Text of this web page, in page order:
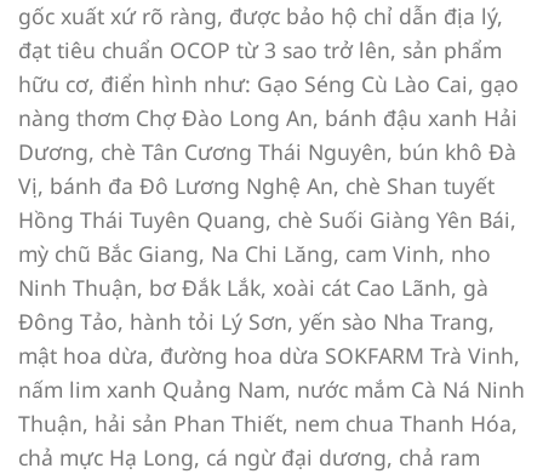
gốc xuất xứ rõ ràng, được bảo hộ chỉ dẫn địa lý,
đạt tiêu chuẩn OCOP từ 3 sao trở lên, sản phẩm
hữu cơ, điển hình như: Gạo Séng Cù Lào Cai, gạo
nàng thơm Chợ Đào Long An, bánh đậu xanh Hải
Dương, chè Tân Cương Thái Nguyên, bún khô Đà
Vị, bánh đa Đô Lương Nghệ An, chè Shan tuyết
Hồng Thái Tuyên Quang, chè Suối Giàng Yên Bái,
mỳ chũ Bắc Giang, Na Chi Lăng, cam Vinh, nho
Ninh Thuận, bơ Đắk Lắk, xoài cát Cao Lãnh, gà
Đông Tảo, hành tỏi Lý Sơn, yến sào Nha Trang,
mật hoa dừa, đường hoa dừa SOKFARM Trà Vinh,
nấm lim xanh Quảng Nam, nước mắm Cà Ná Ninh
Thuận, hải sản Phan Thiết, nem chua Thanh Hóa,
chả mực Hạ Long, cá ngừ đại dương, chả ram